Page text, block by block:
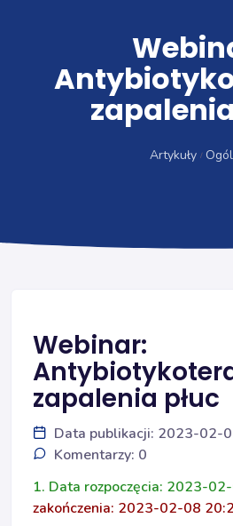
Artykuły
Webinar:
zapalenia płuc
Data publikacji: 2023-02-
Komentarzy: 0
1. Data rozpoczęcia: 2023-
zakończenia: 2023-02-08